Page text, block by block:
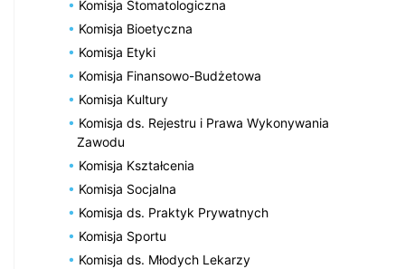
Komisja Stomatologiczna
Komisja Bioetyczna
Komisja Etyki
Komisja Finansowo-Budżetowa
Komisja Kultury
Komisja ds. Rejestru i Prawa Wykonywania
Zawodu
Komisja Kształcenia
Komisja Socjalna
Komisja ds. Praktyk Prywatnych
Komisja Sportu
Komisja ds. Młodych Lekarzy